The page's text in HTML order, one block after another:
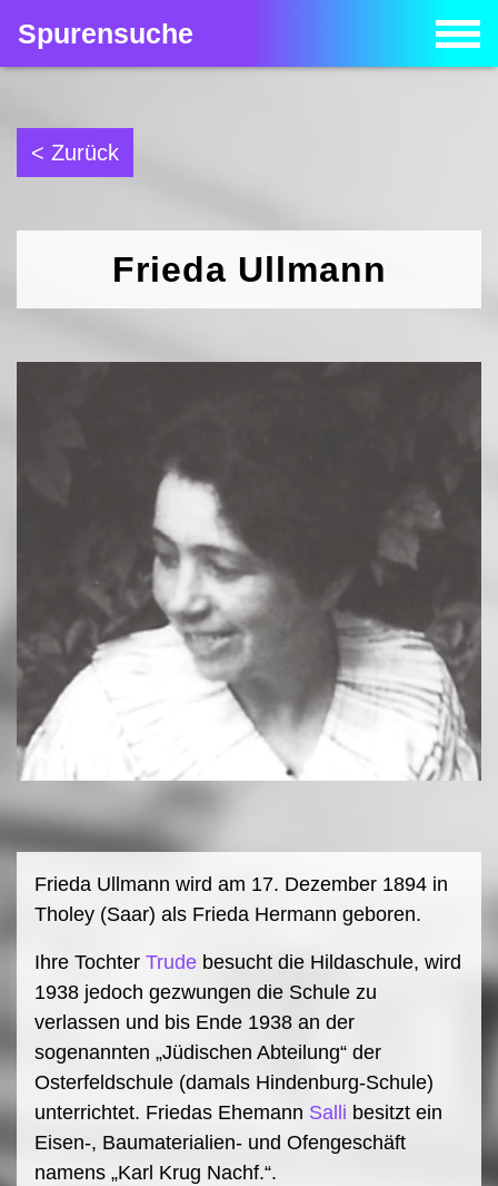
Spurensuche
< Zurück
Frieda Ullmann
Frieda Ullmann wird am 17. Dezember 1894 in
Tholey (Saar) als Frieda Hermann geboren.
Ihre Tochter Trude besucht die Hildaschule, wird
1938 jedoch gezwungen die Schule zu
verlassen und bis Ende 1938 an der
sogenannten „Jüdischen Abteilung“ der
Osterfeldschule (damals Hindenburg-Schule)
unterrichtet. Friedas Ehemann Salli besitzt ein
Eisen-, Baumaterialien- und Ofengeschäft
namens „Karl Krug Nachf.“.